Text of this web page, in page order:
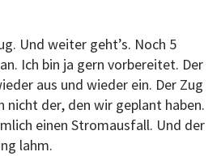
Und weiter geht’s. Noch 5
Ich bin ja gern vorbereitet. Der
aus und wieder ein. Der Zug
nicht der, den wir geplant haben.
einen Stromausfall. Und der
lahm.